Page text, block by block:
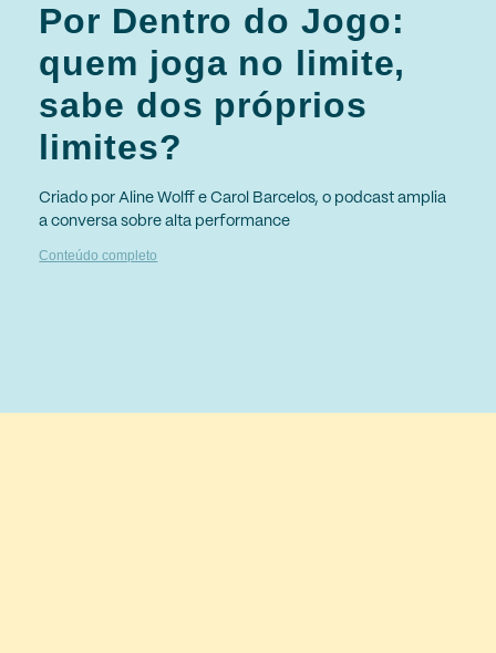
Por Dentro do Jogo:
quem joga no limite,
sabe dos próprios
limites?
Criado por Aline Wolff e Carol Barcelos, o podcast amplia
a conversa sobre alta performance
Conteúdo completo